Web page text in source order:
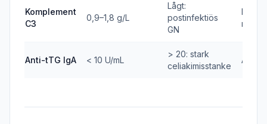
Komplement
C3
0,9–1,8 g/L
Lågt:
postinfektiös
GN
Anti-tTG IgA < 10 U/mL
> 20: stark
celiakimisstanke